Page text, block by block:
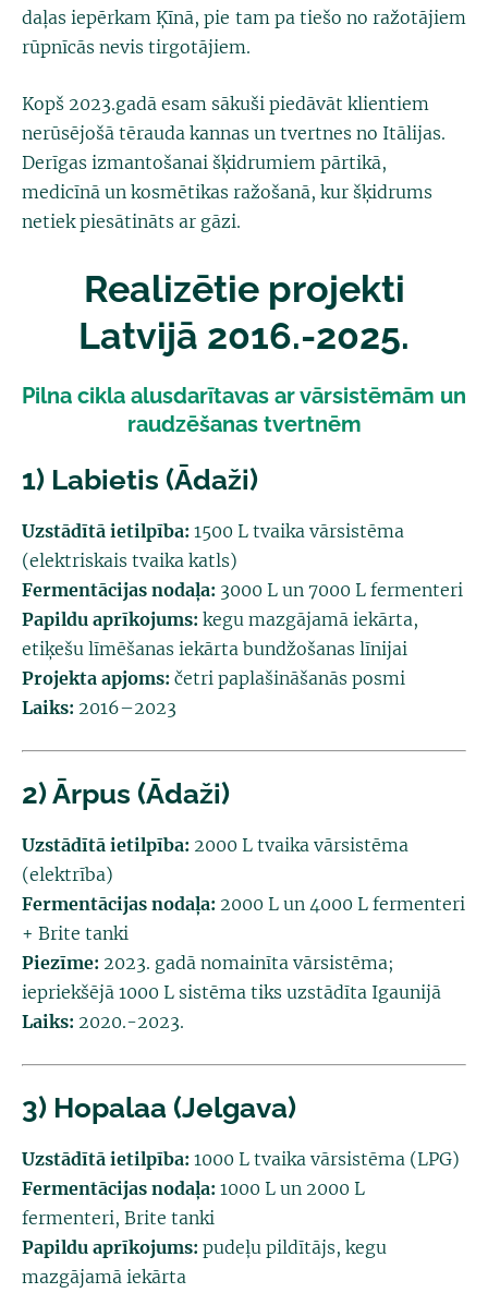
daļas iepērkam Ķīnā, pie tam pa tiešo no ražotājiem
rūpnīcās nevis tirgotājiem.
Kopš 2023.gadā esam sākuši piedāvāt klientiem
nerūsējošā tērauda kannas un tvertnes no Itālijas.
Derīgas izmantošanai šķidrumiem pārtikā,
medicīnā un kosmētikas ražošanā, kur šķidrums
netiek piesātināts ar gāzi.
Realizētie projekti
Latvijā 2016.-2025.
Pilna cikla alusdarītavas ar vārsistēmām un
raudzēšanas tvertnēm
1) Labietis (Ādaži)
Uzstādītā ietilpība: 1500 L tvaika vārsistēma
(elektriskais tvaika katls)
Fermentācijas nodaļa: 3000 L un 7000 L fermenteri
Papildu aprīkojums: kegu mazgājamā iekārta,
etiķešu līmēšanas iekārta bundžošanas līnijai
Projekta apjoms: četri paplašināšanās posmi
Laiks: 2016–2023
2) Ārpus (Ādaži)
Uzstādītā ietilpība: 2000 L tvaika vārsistēma
(elektrība)
Fermentācijas nodaļa: 2000 L un 4000 L fermenteri
+ Brite tanki
Piezīme: 2023. gadā nomainīta vārsistēma;
iepriekšējā 1000 L sistēma tiks uzstādīta Igaunijā
Laiks: 2020.-2023.
3) Hopalaa (Jelgava)
Uzstādītā ietilpība: 1000 L tvaika vārsistēma (LPG)
Fermentācijas nodaļa: 1000 L un 2000 L
fermenteri, Brite tanki
Papildu aprīkojums: pudeļu pildītājs, kegu
mazgājamā iekārta